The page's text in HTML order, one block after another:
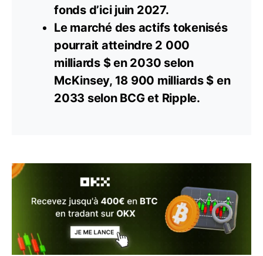
fonds d’ici juin 2027.
Le marché des actifs tokenisés
pourrait atteindre 2 000
milliards $ en 2030 selon
McKinsey, 18 900 milliards $ en
2033 selon BCG et Ripple.